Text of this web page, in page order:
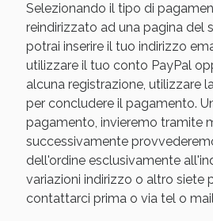
Selezionando il tipo di
reindirizzato ad una pagina del
potrai inserire il tuo indirizzo
utilizzare il tuo conto PayPal
alcuna registrazione, utilizzare
per concludere il pagamento.
pagamento, invieremo tramite
successivamente
dell'ordine esclusivamente
variazioni indirizzo o altro siete
contattarci prima o via tel o
Benessere Intestinale: Sconto